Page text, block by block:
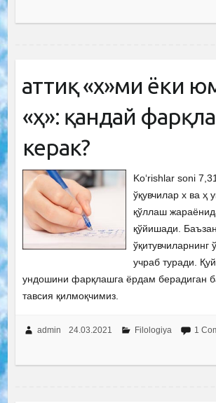
Қаттиқ «х»ми ёки
«ҳ»: қандай
керак?
Ko‘rishlar soni
ўқувчилар х ва ҳ
қўллаш
қўйишади.
ўқитувчиларнинг
учраб туради.
ундошини фарқлашга ёрдам берадиган
тавсия қилмоқчимиз.
admin 24.03.2021 Filologiya 1